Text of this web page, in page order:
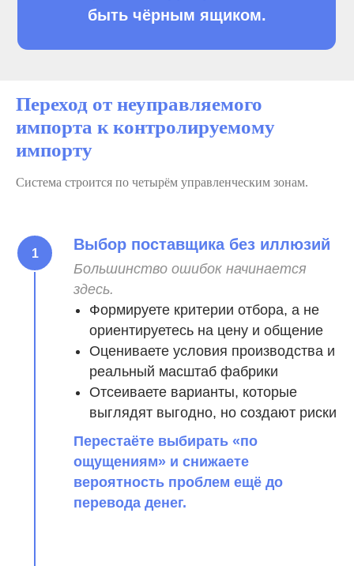
быть чёрным ящиком.
Переход от неуправляемого
импорта к контролируемому
импорту
Система строится по четырём управленческим зонам.
Выбор поставщика без иллюзий
Большинство ошибок начинается
здесь.
Формируете критерии отбора, а не
ориентируетесь на цену и общение
Оцениваете условия производства и
реальный масштаб фабрики
Отсеиваете варианты, которые
выглядят выгодно, но создают риски
Перестаёте выбирать «по
ощущениям» и снижаете
вероятность проблем ещё до
перевода денег.